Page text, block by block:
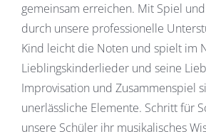
gemeinsam erreichen. Mit Spiel
durch unsere professionelle
Kind leicht die Noten und spielt im
Lieblingskinderlieder und seine
Improvisation und Zusammenspiel
unerlässliche Elemente. Schritt für
unsere Schüler ihr musikalisches